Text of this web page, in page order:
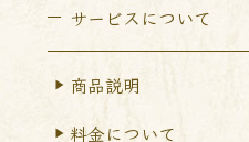
サービスについて
商品説明
料金について